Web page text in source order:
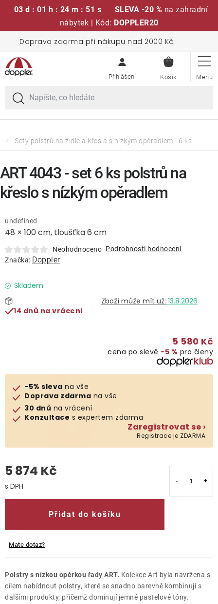
03 d : 01 h : 24 m : 50 s SLEVA -20 % na zahradní
nábytek | Kód: DOPPLER20
obsah
Doprava zdarma při nákupu nad 2000 Kč
KOŠÍK
Sedací soupravy
Slunečníky
Křesla a židle
Lavice a houpačky
Lehátka
Doplňky
Deštníky
Gastro produkty
Klub výhod
Sety polstrů na židle a křesla s nízkým opěradlem - 6 ks
48 × 100 cm, tloušťka 6 cm
undefined
Neohodnoceno Podrobnosti hodnocení
Značka: Doppler
Skladem
13.8.2026
14 dnů na vrácení
5 580 Kč
cena po slevě −5 % pro členy
-5% sleva na vše
Doprava zdarma na vše
30 dnů na vrácení
Konzultace s expertem zdarma
Zaregistrovat se ›
Registrace je ZDARMA
5 874 Kč
Přidat do košíku
Mate dotaz?
Polstry s nízkou opěrkou řady ART. Kolekce Art byla navržena s
cílem nabídnout polstry, které se snadno barevně kombinují s
dalšími produkty, přičemž dominují jemné pastelové tóny.
ART 4043 - set 6 ks polstrů na
křeslo s nízkým opěradlem